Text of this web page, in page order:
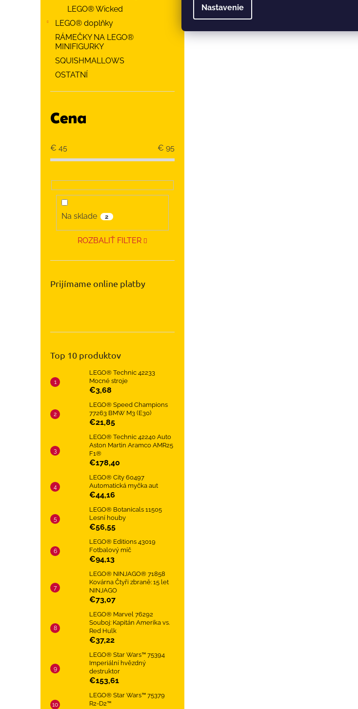
Nastavenie
LEGO® Wicked
LEGO® doplňky
RÁMEČKY NA LEGO®
MINIFIGURKY
SQUISHMALLOWS
OSTATNÍ
Cena
€ 45 € 95
Na sklade 2
ROZBALIŤ FILTER
Prijímame online platby
Top 10 produktov
LEGO® Technic 42233
Mocné stroje
€3,68
LEGO® Speed Champions
77263 BMW M3 (E30)
€21,85
LEGO® Technic 42240 Auto
Aston Martin Aramco AMR25
F1®
€178,40
LEGO® City 60497
Automatická myčka aut
€44,16
LEGO® Botanicals 11505
Lesní houby
€56,55
LEGO® Editions 43019
Fotbalový míč
€94,13
LEGO® NINJAGO® 71858
Kovárna Čtyři zbraně: 15 let
NINJAGO
€73,07
LEGO® Marvel 76292
Souboj: Kapitán Amerika vs.
Red Hulk
€37,22
LEGO® Star Wars™ 75394
Imperiální hvězdný
destruktor
€153,61
LEGO® Star Wars™ 75379
R2-D2™